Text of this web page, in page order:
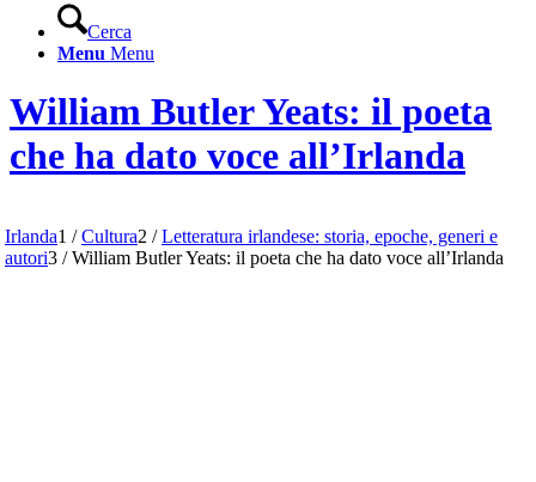
Cerca
Menu Menu
William Butler Yeats: il poeta
che ha dato voce all’Irlanda
Irlanda1 / Cultura2 / Letteratura irlandese: storia, epoche, generi e
autori3 / William Butler Yeats: il poeta che ha dato voce all’Irlanda